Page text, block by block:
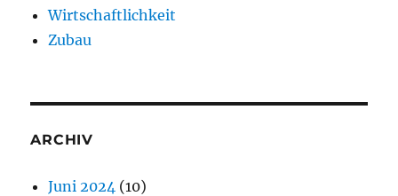
Wirtschaftlichkeit
Zubau
ARCHIV
Juni 2024 (10)